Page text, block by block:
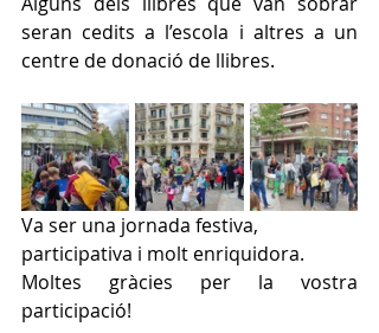
seran cedits a l’escola i altres a un
centre de donació de llibres.
Va ser una jornada festiva,
participativa i molt enriquidora.
Moltes gràcies per la vostra
participació!